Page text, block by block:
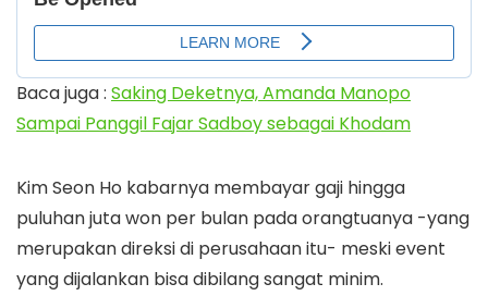
Baca juga : Saking Deketnya, Amanda Manopo
Sampai Panggil Fajar Sadboy sebagai Khodam
Kim Seon Ho kabarnya membayar gaji hingga
puluhan juta won per bulan pada orangtuanya -yang
merupakan direksi di perusahaan itu- meski event
yang dijalankan bisa dibilang sangat minim.